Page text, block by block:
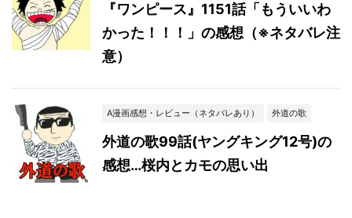
『ワンピース』1151話「もういいわ
かった！！！」の感想（※ネタバレ注
意）
A漫画感想・レビュー（ネタバレあり） 外道の歌
外道の歌99話(ヤングキング12号)の
感想…桜内とカモの思い出